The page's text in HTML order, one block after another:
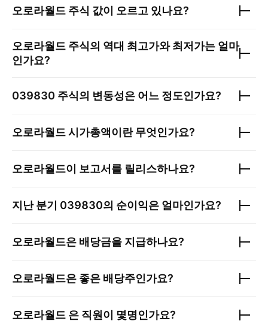
오로라월드 주식 값이 오르고 있나요?
오로라월드 주식의 역대 최고가와 최저가는 얼마
인가요?
039830 주식의 변동성은 어느 정도인가요?
오로라월드시가총액이란 무엇인가요?
오로라월드이 보고서를 릴리스하나요?
지난 분기 039830의 순이익은 얼마인가요?
오로라월드은 배당금을 지급하나요?
오로라월드은 좋은 배당주인가요?
오로라월드 은 직원이 몇명인가요?